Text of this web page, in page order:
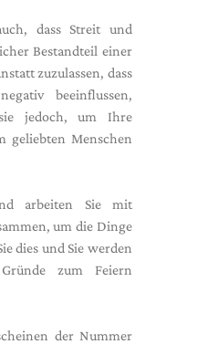
dass Streit und
Bestandteil einer
zuzulassen, dass
beeinflussen,
jedoch, um Ihre
geliebten Menschen
arbeiten Sie mit
um die Dinge
dies und Sie werden
zum Feiern
der Nummer